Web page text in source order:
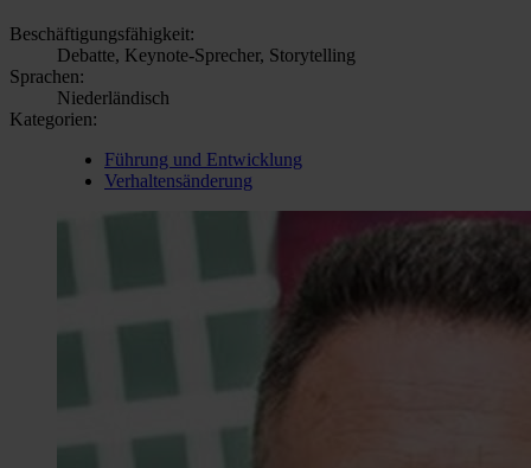
Beschäftigungsfähigkeit:
Debatte, Keynote-Sprecher, Storytelling
Sprachen:
Niederländisch
Kategorien:
Führung und Entwicklung
Verhaltensänderung